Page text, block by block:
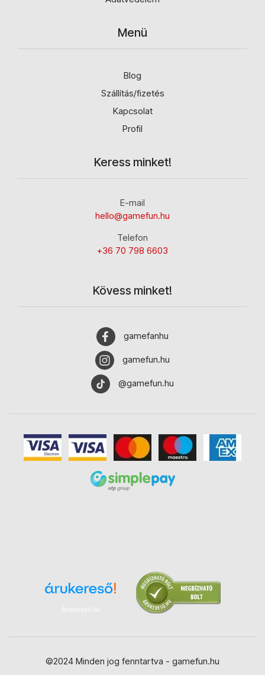
Menü
Blog
Szállítás/fizetés
Kapcsolat
Profil
Keress minket!
E-mail
hello@gamefun.hu
Telefon
+36 70 798 6603
Kövess minket!
gamefanhu
gamefun.hu
@gamefun.hu
Árukereső.hu
©2024 Minden jog fenntartva - gamefun.hu